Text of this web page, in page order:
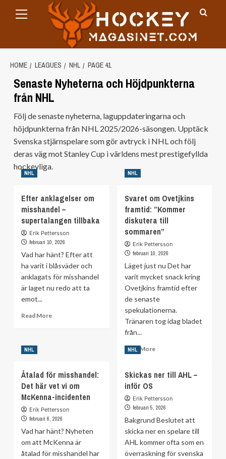
Menu
HOME LEAGUES NHL PAGE 41
Senaste Nyheterna och Höjdpunkterna
från NHL
Följ de senaste nyheterna, laguppdateringarna och
höjdpunkterna från NHL 2025/2026-säsongen. Upptäck
Svenska stjärnspelare som gör avtryck i NHL och följ
deras väg mot Stanley Cup i världens mest prestigefyllda
hockeyliga.
NHL
Efter anklagelser om
misshandel –
supertalangen tillbaka
Erik Pettersson
februari 10, 2026
Vad har hänt? Efter att
ha varit i blåsväder och
anklagats för misshandel
är laget nu redo att ta
emot...
Read MoreRead
misshandel
supertalangen
tillbaka
NHL
Svaret om Ovetjkins
framtid: ”Kommer
diskutera till
sommaren”
Erik Pettersson
februari 10, 2026
Läget just nu Det har
varit mycket snack kring
Ovetjkins framtid efter
de senaste
spekulationerna.
Tränaren tog idag bladet
från...
Read MoreRead
Svaret
framtid:
diskutera
till
sommaren”
NHL
Åtalad för misshandel:
Det här vet vi om
McKenna-incidenten
Erik Pettersson
februari 6, 2026
Vad har hänt? Nyheten
om att McKenna är
åtalad för misshandel har
NHL
Skickas ner till AHL –
inför OS
Erik Pettersson
februari 5, 2026
Bakgrund Beslutet att
skicka ner en spelare till
AHL kommer ofta som en
överraskning för svenska